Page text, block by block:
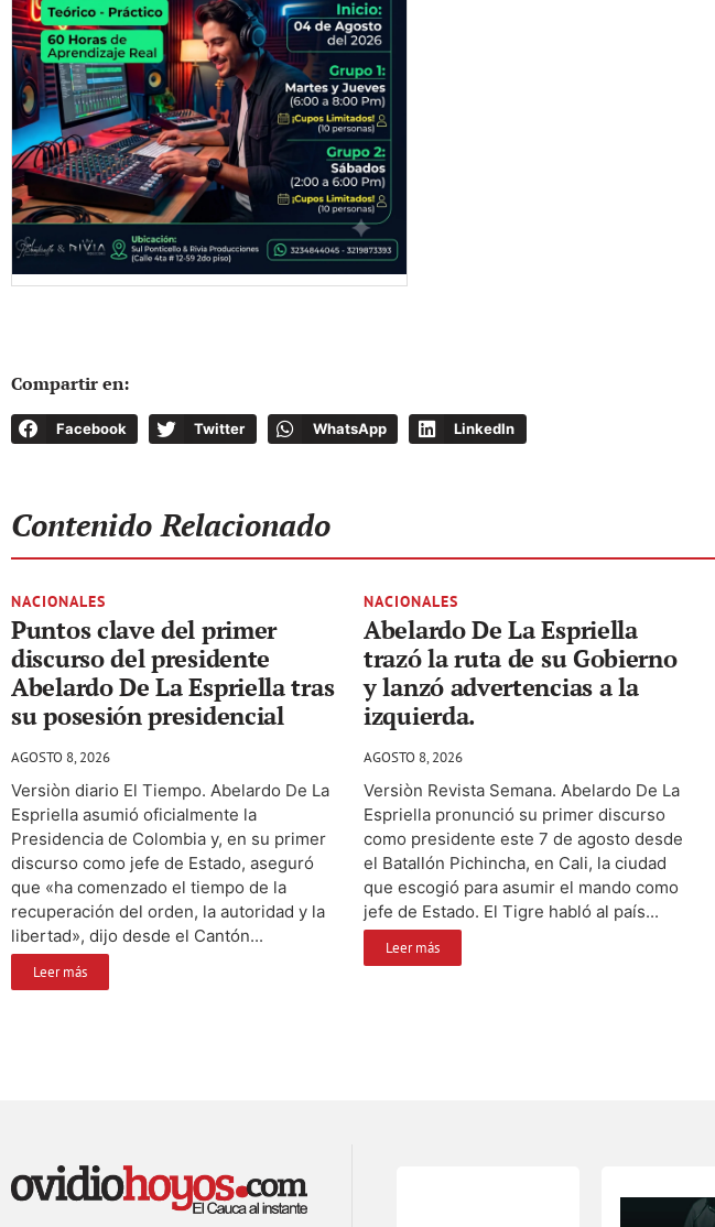
Compartir en:
Facebook Twitter WhatsApp LinkedIn
Contenido Relacionado
NACIONALES
Puntos clave del primer
discurso del presidente
Abelardo De La Espriella tras
su posesión presidencial
AGOSTO 8, 2026
Versiòn diario El Tiempo. Abelardo De La
Espriella asumió oficialmente la
Presidencia de Colombia y, en su primer
discurso como jefe de Estado, aseguró
que «ha comenzado el tiempo de la
recuperación del orden, la autoridad y la
libertad», dijo desde el Cantón...
Leer más
NACIONALES
Abelardo De La Espriella
trazó la ruta de su Gobierno
y lanzó advertencias a la
izquierda.
AGOSTO 8, 2026
Versiòn Revista Semana. Abelardo De La
Espriella pronunció su primer discurso
como presidente este 7 de agosto desde
el Batallón Pichincha, en Cali, la ciudad
que escogió para asumir el mando como
jefe de Estado. El Tigre habló al país...
Leer más